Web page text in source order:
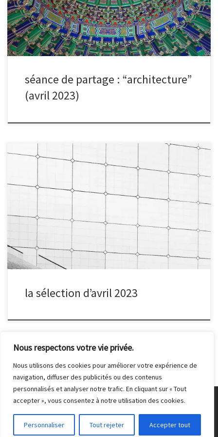
Nous respectons votre vie privée.
Nous utilisons des cookies pour améliorer votre expérience de
navigation, diffuser des publicités ou des contenus
personnalisés et analyser notre trafic. En cliquant sur « Tout
accepter », vous consentez à notre utilisation des cookies.
Personnaliser Tout rejeter Accepter tout
sélection du mois.
séance de partage : “architecture”
(avril 2023)
Après chaque séance de partage, nous organisons un vote
électronique pour sélectionner la photo du mois, à la suite de
quoi le ou la photographe du mois est interviewé.
la sélection d’avril 2023
© 2026Club Photo de Malakoff– Tous droits réservés